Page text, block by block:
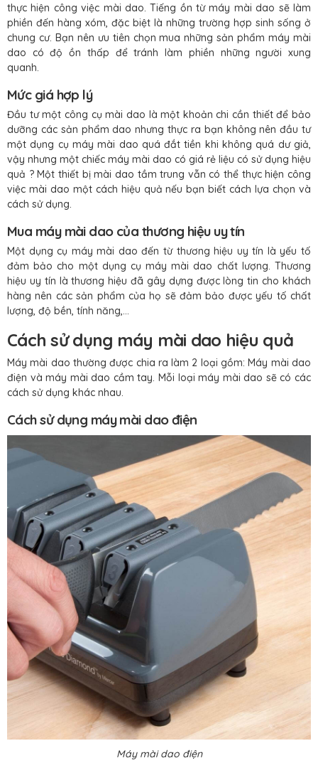
thực hiện công việc mài dao. Tiếng ồn từ máy mài dao sẽ làm
phiền đến hàng xóm, đặc biệt là những trường hợp sinh sống ở
chung cư. Bạn nên ưu tiên chọn mua những sản phẩm máy mài
dao có độ ồn thấp để tránh làm phiền những người xung
quanh.
Mức giá hợp lý
Đầu tư một công cụ mài dao là một khoản chi cần thiết để bảo
dưỡng các sản phẩm dao nhưng thực ra bạn không nên đầu tư
một dụng cụ máy mài dao quá đắt tiền khi không quá dư giả,
vậy nhưng một chiếc máy mài dao có giá rẻ liệu có sử dụng hiệu
quả ? Một thiết bị mài dao tầm trung vẫn có thể thực hiện công
việc mài dao một cách hiệu quả nếu bạn biết cách lựa chọn và
cách sử dụng.
Mua máy mài dao của thương hiệu uy tín
Một dụng cụ máy mài dao đến từ thương hiệu uy tín là yếu tố
đảm bảo cho một dụng cụ máy mài dao chất lượng. Thương
hiệu uy tín là thương hiệu đã gây dựng được lòng tin cho khách
hàng nên các sản phẩm của họ sẽ đảm bảo được yếu tố chất
lượng, độ bền, tính năng,...
Cách sử dụng máy mài dao hiệu quả
Máy mài dao thường được chia ra làm 2 loại gồm: Máy mài dao
điện và máy mài dao cầm tay. Mỗi loại máy mài dao sẽ có các
cách sử dụng khác nhau.
Cách sử dụng máy mài dao điện
Máy mài dao điện